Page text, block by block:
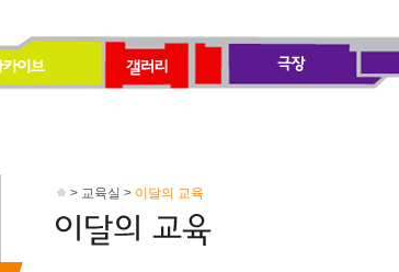
> 교육실 > 이달의 교육